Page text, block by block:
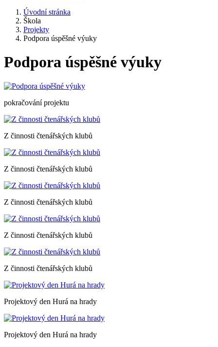
Úvodní stránka
Škola
Projekty
Podpora úspěšné výuky
Podpora úspěšné výuky
pokračování projektu
Z činnosti čtenářských klubů
Z činnosti čtenářských klubů
Z činnosti čtenářských klubů
Z činnosti čtenářských klubů
Z činnosti čtenářských klubů
Projektový den Hurá na hrady
Projektový den Hurá na hrady